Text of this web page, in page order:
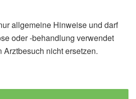
it more difficult to quit smoking,
allgemeine Hinweise und darf
oder -behandlung verwendet
nicht ersetzen.